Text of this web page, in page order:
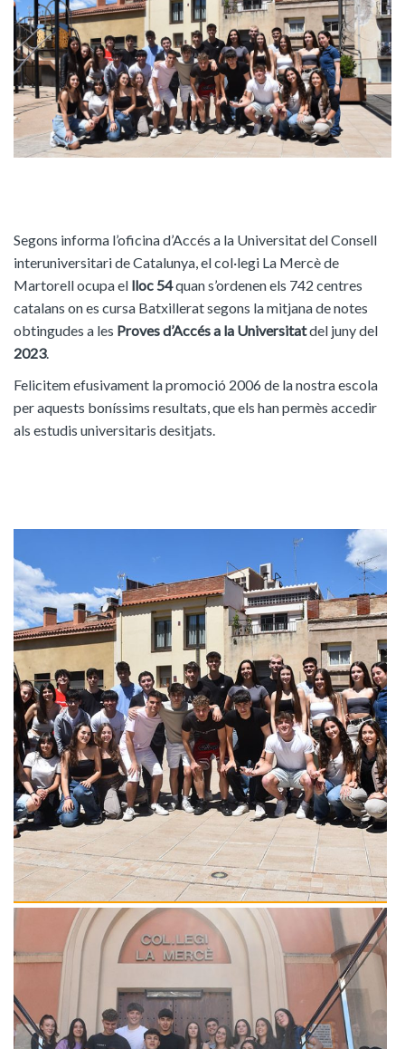
Segons informa l’oficina d’Accés a la Universitat del Consell
interuniversitari de Catalunya, el col·legi La Mercè de
Martorell ocupa el lloc 54quan s’ordenen els 742 centres
catalans on es cursa Batxillerat segons la mitjana de notes
obtingudes a les Proves d’Accés a la Universitatdel juny del
2023.
Felicitem efusivament la promoció 2006 de la nostra escola
per aquests boníssims resultats, que els han permès accedir
als estudis universitaris desitjats.